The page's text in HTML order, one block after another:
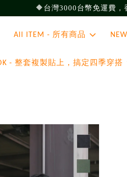
🔶台灣3000台幣免運費，
All ITEM - 所有商品
- 整套複製貼上，搞定四季穿搭